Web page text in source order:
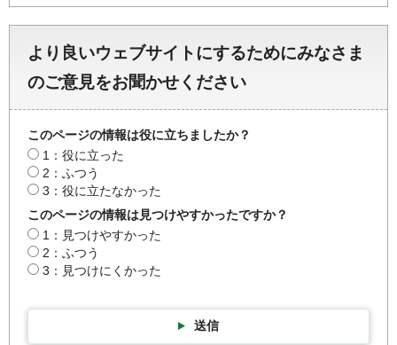
より良いウェブサイトにするためにみなさま
のご意見をお聞かせください
このページの情報は役に立ちましたか？
1：役に立った
2：ふつう
3：役に立たなかった
このページの情報は見つけやすかったですか？
1：見つけやすかった
2：ふつう
3：見つけにくかった
送信